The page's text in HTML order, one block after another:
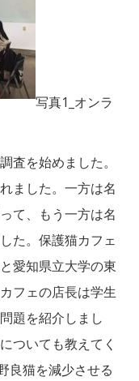
写真1_オンラ
査を始めました。
ました。一方は名
て、もう一方は名
た。保護猫カフェ
愛知県立大学の東
フェの店長は学生
題を紹介しまし
ついても教えてく
良猫を減少させる